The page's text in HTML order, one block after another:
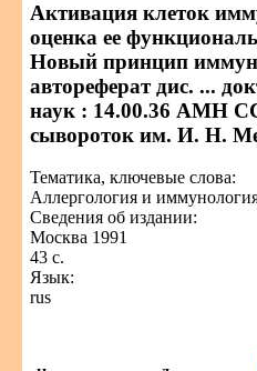
Активация клеток
оценка ее
Новый принцип
автореферат дис. ...
наук : 14.00.36 АМН
сывороток им. И. Н.
Тематика, ключевые слова:
Аллергология и
Сведения об издании:
Москва 1991
43 с.
Язык:
rus